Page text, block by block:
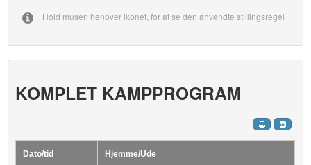
= Hold musen henover ikonet, for at se den anvendte stillingsregel
KOMPLET KAMPPROGRAM
Dato/tid Hjemme/Ude